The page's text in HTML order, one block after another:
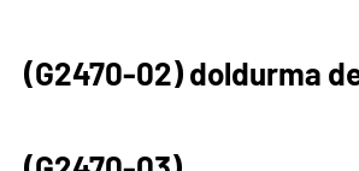
Suche
(G2470-02) doldurma